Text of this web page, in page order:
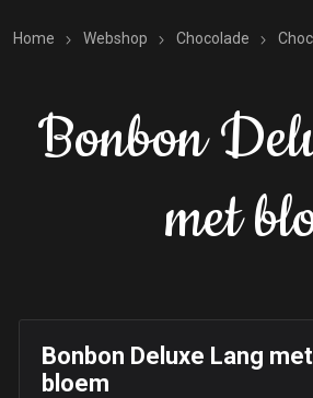
Home Webshop Chocolade
Bonbon
met
Bonbon Deluxe Lang met
bloem